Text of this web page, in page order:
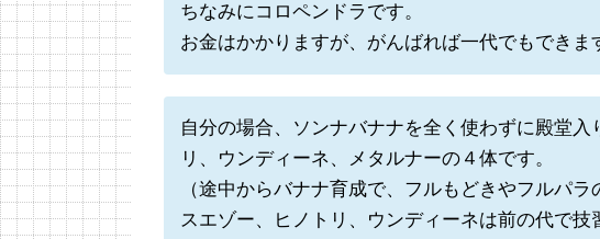
ちなみにコロペンドラです。
お金はかかりますが、がんばれば一代でもできま
自分の場合、ソンナバナナを全く使わずに殿堂入
リ、ウンディーネ、メタルナーの４体です。
（途中からバナナ育成で、フルもどきやフルパラ
スエゾー、ヒノトリ、ウンディーネは前の代で